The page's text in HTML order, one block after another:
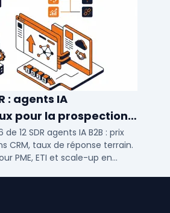
: agents IA
pour la prospection
12 SDR agents IA B2B : prix
CRM, taux de réponse terrain.
PME, ETI et scale-up en